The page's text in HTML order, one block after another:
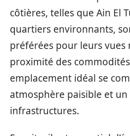
côtières, telles que Ain El
quartiers environnants,
préférées pour leurs vues
proximité des
emplacement idéal se
atmosphère paisible et un
infrastructures.